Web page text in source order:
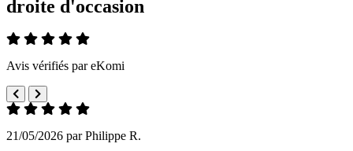
droite d'occasion
Avis vérifiés par eKomi
21/05/2026 par Philippe R.